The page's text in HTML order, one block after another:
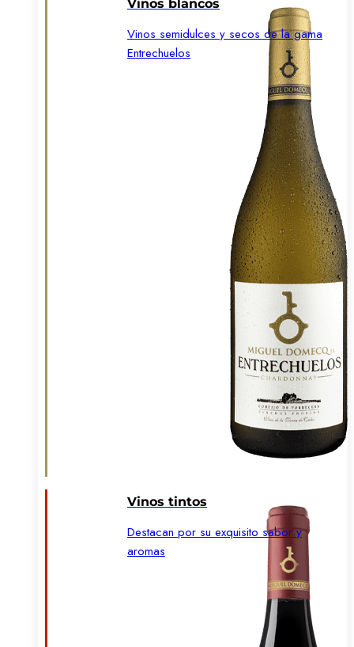
Vinos blancos
Vinos semidulces y secos de la gama
Entrechuelos
Vinos tintos
Destacan por su exquisito sabor y
aromas